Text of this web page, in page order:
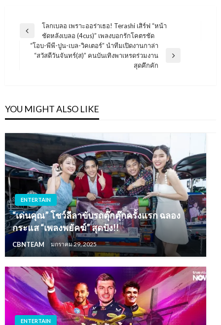
แนะแนว
เรื่อง
Previous
Post
โลกเบลอ เพราะออร่าเธอ! Terashi เสิร์ฟ “หน้า
ชัดหลังเบลอ (4cus)” เพลงบอกรักโคตรชัด
Next
“โอบ-พีพี-ปูน-เบล-วิคเตอร์” นำทีมเปิดงานกาล่า
“สวัสดีวันจันทร์(ส)” คนบันเทิงพาเหรดร่วมงาน
สุดคึกคัก
YOU MIGHT ALSO LIKE
ENTERTAIN
“เด่นคุณ” โชว์ลีลาขับรถตุ๊กตุ๊กครั้งแรก ฉลอง
กระแส “เพลงพยัคฆ์” สุดปัง!!
CBNTEAM มกราคม 29, 2025
ENTERTAIN